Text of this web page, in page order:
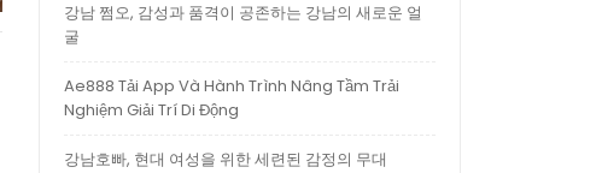
강남 쩜오, 감성과 품격이 공존하는 강남의 새로운 얼
굴
Ae888 Tải App Và Hành Trình Nâng Tầm Trải
Nghiệm Giải Trí Di Động
강남호빠, 현대 여성을 위한 세련된 감정의 무대